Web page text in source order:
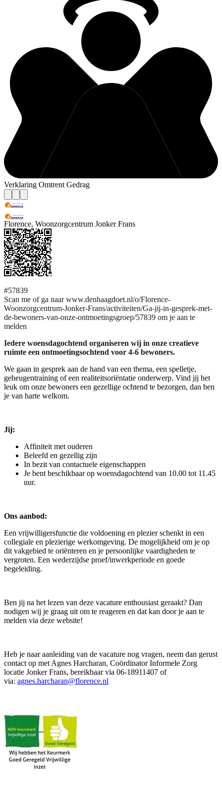
Verklaring Omtrent Gedrag
Florence, Woonzorgcentrum Jonker Frans
#57839
Scan me of ga naar www.denhaagdoet.nl/o/Florence-
Woonzorgcentrum-Jonker-Frans/activiteiten/Ga-jij-in-gesprek-met-
de-bewoners-van-onze-ontmoetingsgroep/57839 om je aan te
melden
Iedere woensdagochtend organiseren wij in onze creatieve
ruimte een ontmoetingsochtend voor 4-6 bewoners.
We gaan in gesprek aan de hand van een thema, een spelletje,
geheugentraining of een realiteitsoriëntatie onderwerp. Vind jij het
leuk om onze bewoners een gezellige ochtend te bezorgen, dan ben
je van harte welkom.
Jij:
Affiniteit met ouderen
Beleefd en gezellig zijn
In bezit van contactuele eigenschappen
Je bent beschikbaar op woensdagochtend van 10.00 tot 11.45
uur.
Ons aanbod:
Een vrijwilligersfunctie die voldoening en plezier schenkt in een
collegiale en plezierige werkomgeving. De mogelijkheid om je op
dit vakgebied te oriënteren en je persoonlijke vaardigheden te
vergroten. Een wederzijdse proef/inwerkperiode en goede
begeleiding.
Ben jij na het lezen van deze vacature enthousiast geraakt? Dan
nodigen wij je graag uit om te reageren en dat kan door je aan te
melden via deze website!
Heb je naar aanleiding van de vacature nog vragen, neem dan gerust
contact op met Agnes Harcharan, Coördinator Informele Zorg
locatie Jonker Frans, bereikbaar via 06-18911407 of
via: agnes.harcharan@florence.nl